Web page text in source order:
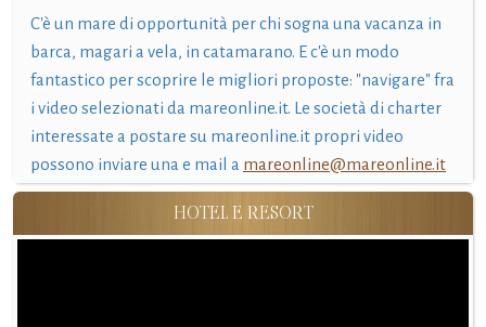
C'è un mare di opportunità per chi sogna una vacanza in
barca, magari a vela, in catamarano. E c'è un modo
fantastico per scoprire le migliori proposte: "navigare" fra
i video selezionati da mareonline.it. Le società di charter
interessate a postare su mareonline.it propri video
possono inviare una e mail a mareonline@mareonline.it
HOTEL E RESORT